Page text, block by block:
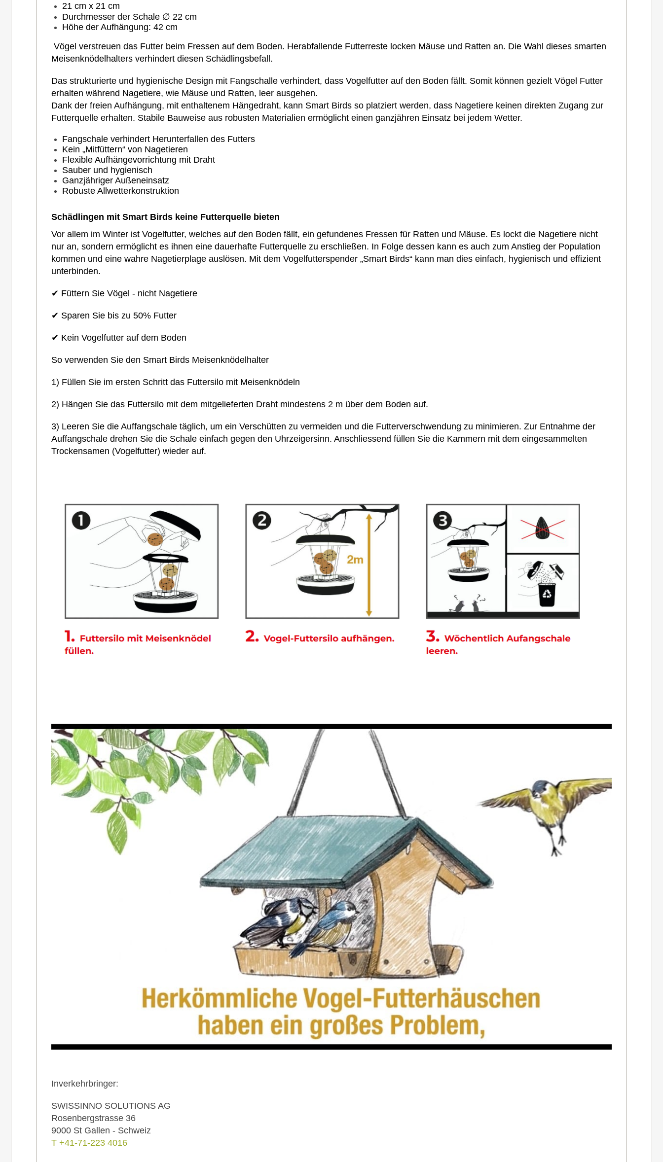
21 cm x 21 cm
Durchmesser der Schale ∅ 22 cm
Höhe der Aufhängung: 42 cm
Vögel verstreuen das Futter beim Fressen auf dem Boden. Herabfallende Futterreste locken Mäuse und Ratten an. Die Wahl dieses smarten
Meisenknödelhalters verhindert diesen Schädlingsbefall.
Das strukturierte und hygienische Design mit Fangschalle verhindert, dass Vogelfutter auf den Boden fällt. Somit können gezielt Vögel Futter
erhalten während Nagetiere, wie Mäuse und Ratten, leer ausgehen.
Dank der freien Aufhängung, mit enthaltenem Hängedraht, kann Smart Birds so platziert werden, dass Nagetiere keinen direkten Zugang zur
Futterquelle erhalten. Stabile Bauweise aus robusten Materialien ermöglicht einen ganzjähren Einsatz bei jedem Wetter.
Fangschale verhindert Herunterfallen des Futters
Kein „Mitfüttern“ von Nagetieren
Flexible Aufhängevorrichtung mit Draht
Sauber und hygienisch
Ganzjähriger Außeneinsatz
Robuste Allwetterkonstruktion
Schädlingen mit Smart Birds keine Futterquelle bieten
Vor allem im Winter ist Vogelfutter, welches auf den Boden fällt, ein gefundenes Fressen für Ratten und Mäuse. Es lockt die Nagetiere nicht
nur an, sondern ermöglicht es ihnen eine dauerhafte Futterquelle zu erschließen. In Folge dessen kann es auch zum Anstieg der Population
kommen und eine wahre Nagetierplage auslösen. Mit dem Vogelfutterspender „Smart Birds“ kann man dies einfach, hygienisch und effizient
unterbinden.
✔ Füttern Sie Vögel - nicht Nagetiere
✔ Sparen Sie bis zu 50% Futter
✔ Kein Vogelfutter auf dem Boden
So verwenden Sie den Smart Birds Meisenknödelhalter
1) Füllen Sie im ersten Schritt das Futtersilo mit Meisenknödeln
2) Hängen Sie das Futtersilo mit dem mitgelieferten Draht mindestens 2 m über dem Boden auf.
3) Leeren Sie die Auffangschale täglich, um ein Verschütten zu vermeiden und die Futterverschwendung zu minimieren. Zur Entnahme der
Auffangschale drehen Sie die Schale einfach gegen den Uhrzeigersinn. Anschliessend füllen Sie die Kammern mit dem eingesammelten
Trockensamen (Vogelfutter) wieder auf.
Inverkehrbringer:
SWISSINNO SOLUTIONS AG
Rosenbergstrasse 36
9000 St Gallen - Schweiz
T +41-71-223 4016